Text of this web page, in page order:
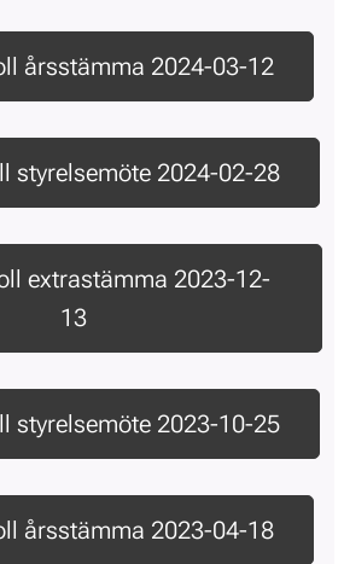
årsstämma 2024-03-12
styrelsemöte 2024-02-28
extrastämma 2023-12-
13
styrelsemöte 2023-10-25
årsstämma 2023-04-18